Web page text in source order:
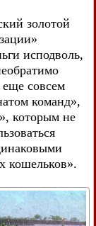
золотой
исподволь,
еще совсем
команд»,
которым не
кошельков».